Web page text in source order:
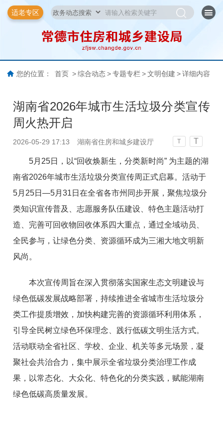
适老专区
您的位置： 首页 > 综合动态 > 专题专栏 > 文明创建 > 详细内容
湖南省2026年城市生活垃圾分类宣传
周火热开启
2026-05-29 17:13 湖南省住房和城乡建设厅 T T
5月25日，以“回收焕新生，分类新时尚” 为主题的湖
南省2026年城市生活垃圾分类宣传周正式启幕。活动于
5月25日—5月31日在全省各市州同步开展，聚焦垃圾分
类知识宣传普及、志愿服务队伍建设、特色主题活动打
造、完善可回收物回收体系四大重点，通过全域动员、
全民参与，让绿色分类、资源循环成为三湘大地文明新
风尚。
本次宣传周旨在深入贯彻落实国家生态文明建设与
绿色低碳发展战略部署，持续推进全省城市生活垃圾分
类工作提质增效，加快构建完善的资源循环利用体系，
引导全民树立绿色环保理念、践行低碳文明生活方式。
活动联动全省社区、学校、企业、机关等多元场景，凝
聚社会共治合力，集中展示全省垃圾分类治理工作成
果，以常态化、大众化、特色化的分类实践，赋能湖南
绿色低碳高质量发展。